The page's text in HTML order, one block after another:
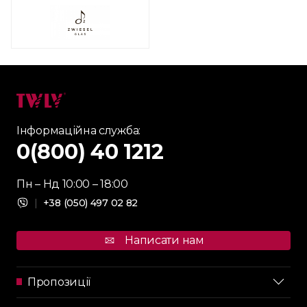
Інформаційна служба:
0(800) 40 1212
Пн – Нд 10:00 – 18:00
| +38 (050) 497 02 82
Написати нам
Пропозиції